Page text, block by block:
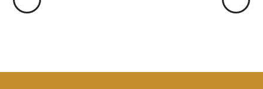
Immagine